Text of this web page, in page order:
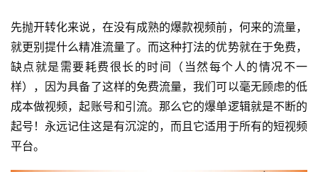
先抛开转化来说，在没有成熟的爆款视频前，何来的流量，
就更别提什么精准流量了。而这种打法的优势就在于免费，
缺点就是需要耗费很长的时间（当然每个人的情况不一
样），因为具备了这样的免费流量，我们可以毫无顾虑的低
成本做视频，起账号和引流。那么它的爆单逻辑就是不断的
起号！永远记住这是有沉淀的，而且它适用于所有的短视频
平台。